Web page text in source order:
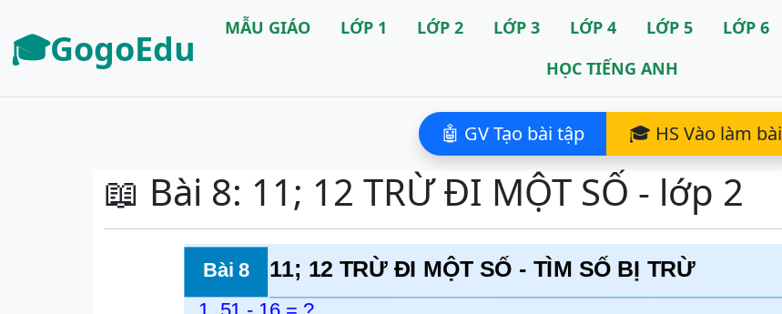
🎓GogoEdu MẪU GIÁO LỚP 1 LỚP 2 LỚP 3 LỚP 4 LỚP 5 LỚP 6
HỌC TIẾNG ANH
🤖 GV Tạo bài tập 🎓 HS Vào làm bài
📖 Bài 8: 11; 12 TRỪ ĐI MỘT SỐ - lớp 2